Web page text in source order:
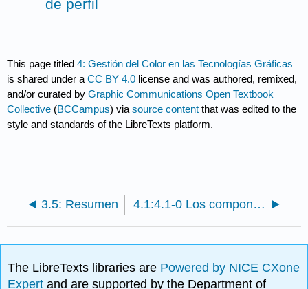
de perfil
This page titled4: Gestión del Color en las Tecnologías Gráficas
is shared under aCC BY 4.0 license and was authored, remixed,
and/or curated byGraphic Communications Open Textbook
Collective (BCCampus) viasource content that was edited to the
style and standards of the LibreTexts platform.
3.5: Resumen 4.1:4.1-0 Los componentes y el propósito de un sistema de gestión del color
The LibreTexts libraries are Powered by NICE CXone
Expertand are supported by the Department of